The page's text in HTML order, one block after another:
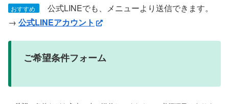
おすすめ
公式LINEでも、メニューより送信できます。
→ 公式LINEアカウント
ご希望条件フォーム